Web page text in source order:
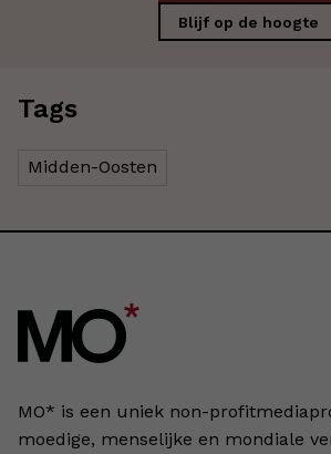
Blijf op de hoogte
Tags
Midden-Oosten
MO* is een uniek non-
moedige, menselijke en mondiale